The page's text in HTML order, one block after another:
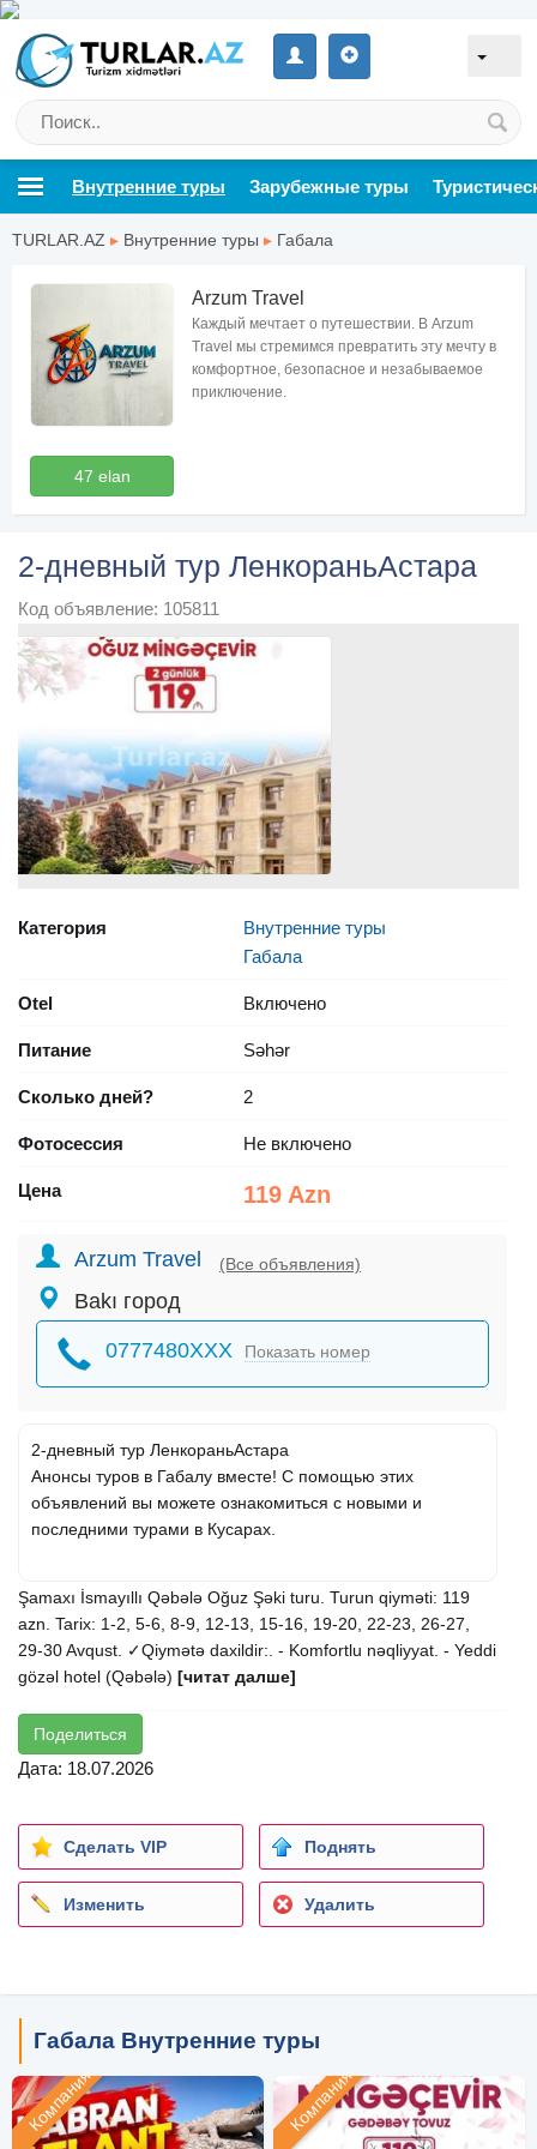
Внутренние туры Зарубежные туры
TURLAR.AZ ▸ Внутренние туры ▸ Габала
47 elan
Arzum Travel
Каждый мечтает о путешествии. В Arzum
Travel мы стремимся превратить эту мечту в
комфортное, безопасное и незабываемое
приключение.
2-дневный тур ЛенкораньАстара
Код объявление: 105811
Категория
Внутренние туры
Габала
Otel Включено
Питание Səhər
Сколько дней? 2
Фотосессия Не включено
Цена 119 Azn
Arzum Travel (Все объявления)
Bakı город
0777480XXX Показать номер
2-дневный тур ЛенкораньАстара
Анонсы туров в Габалу вместе! С помощью этих
объявлений вы можете ознакомиться с новыми и
последними турами в Кусарах.
Şamaxı İsmayıllı Qəbələ Oğuz Şəki turu. Turun qiyməti: 119
azn. Tarix: 1-2, 5-6, 8-9, 12-13, 15-16, 19-20, 22-23, 26-27,
29-30 Avqust. ✓Qiymətə daxildir:. - Komfortlu nəqliyyat. - Yeddi
gözəl hotel (Qəbələ) [читат далше]
Поделиться
Дата: 18.07.2026
Сделать VIP Поднять
Изменить Удалить
Габала Внутренние туры
Компания Компания